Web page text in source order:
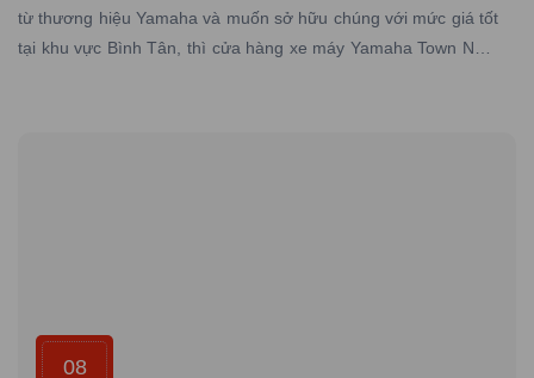
từ thương hiệu Yamaha và muốn sở hữu chúng với mức giá tốt
tại khu vực Bình Tân, thì cửa hàng xe máy Yamaha Town Nam
08